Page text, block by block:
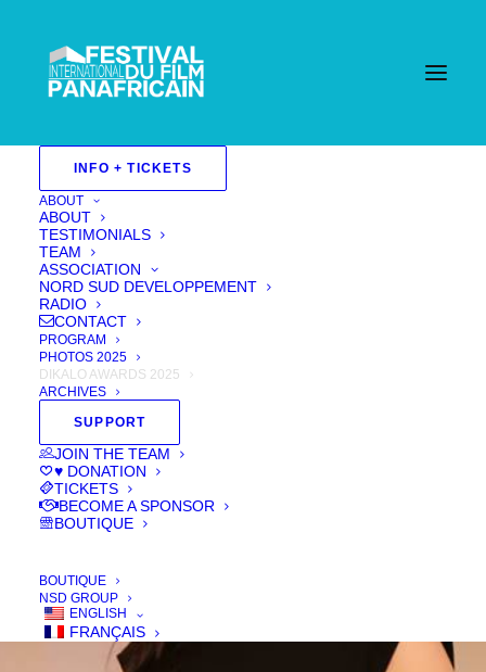
INFO + TICKETS
ABOUT
ABOUT
TESTIMONIALS
TEAM
ASSOCIATION
NORD SUD DEVELOPPEMENT
RADIO
CONTACT
PROGRAM
PHOTOS 2025
DIKALO AWARDS 2025
ARCHIVES
SUPPORT
JOIN THE TEAM
♥ DONATION
TICKETS
BECOME A SPONSOR
BOUTIQUE
BOUTIQUE
NSD GROUP
ENGLISH
FRANÇAIS